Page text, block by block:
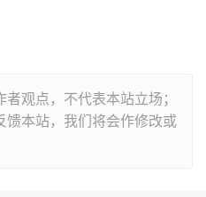
观点，不代表本站立场；
馈本站，我们将会作修改或